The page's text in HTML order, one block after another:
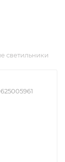
светильники